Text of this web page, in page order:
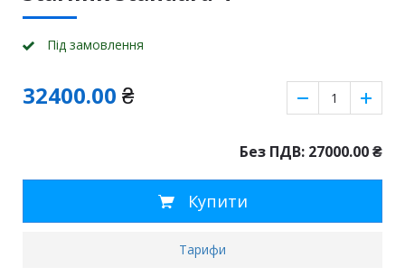
Пiд замовлення
32400.00 ₴
Без ПДВ: 27000.00₴
Купити
Тарифи